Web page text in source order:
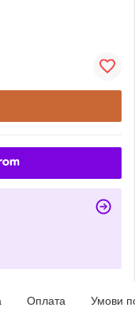
Оплата Умови